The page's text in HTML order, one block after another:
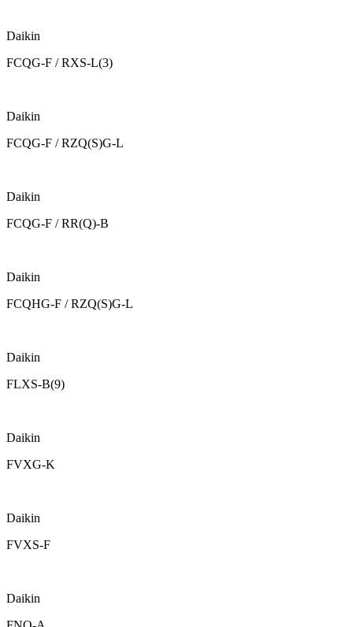
Daikin
FCQG-F / RXS-L(3)
Daikin
FCQG-F / RZQ(S)G-L
Daikin
FCQG-F / RR(Q)-B
Daikin
FCQHG-F / RZQ(S)G-L
Daikin
FLXS-B(9)
Daikin
FVXG-K
Daikin
FVXS-F
Daikin